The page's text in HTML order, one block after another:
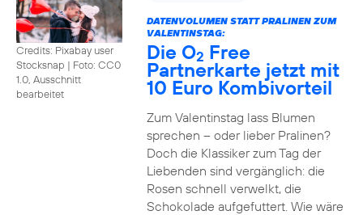
Credits: Pixabay user
Stocksnap | Foto: CC0
1.0, Ausschnitt
bearbeitet
DATENVOLUMEN STATT PRALINEN ZUM
VALENTINSTAG:
Die O2 Free
Partnerkarte jetzt mit
10 Euro Kombivorteil
Zum Valentinstag lass Blumen
sprechen – oder lieber Pralinen?
Doch die Klassiker zum Tag der
Liebenden sind vergänglich: die
Rosen schnell verwelkt, die
Schokolade aufgefuttert. Wie wäre